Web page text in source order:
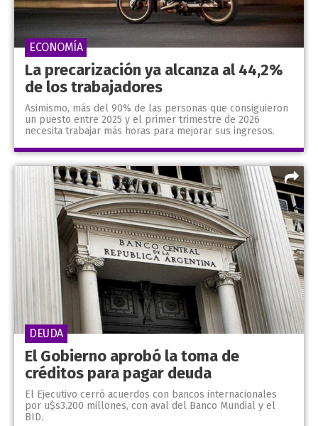
La precarización ya alcanza al 44,2%
de los trabajadores
Asimismo, más del 90% de las personas que consiguieron
un puesto entre 2025 y el primer trimestre de 2026
necesita trabajar más horas para mejorar sus ingresos.
ECONOMÍA
El Gobierno aprobó la toma de
créditos para pagar deuda
El Ejecutivo cerró acuerdos con bancos internacionales
por u$s3.200 millones, con aval del Banco Mundial y el
BID.
DEUDA